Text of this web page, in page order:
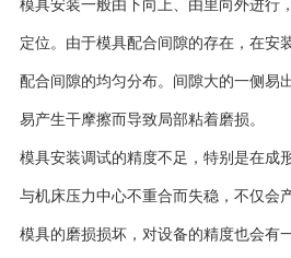
模具安装一般由下向上、由里向外进行
定位。由于模具配合间隙的存在，在安
配合间隙的均匀分布。间隙大的一侧易
易产生干摩擦而导致局部粘着磨损。
模具安装调试的精度不足，特别是在成
与机床压力中心不重合而失稳，不仅会
模具的磨损损坏，对设备的精度也会有